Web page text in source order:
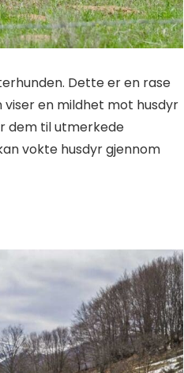
Dette er en rase
en mildhet mot husdyr
dem til utmerkede
vokte husdyr gjennom